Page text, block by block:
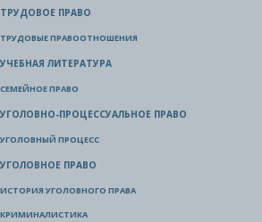
ТРУДОВОЕ ПРАВО
ТРУДОВЫЕ ПРАВООТНОШЕНИЯ
УЧЕБНАЯ ЛИТЕРАТУРА
СЕМЕЙНОЕ ПРАВО
УГОЛОВНО-ПРОЦЕССУАЛЬНОЕ ПРАВО
УГОЛОВНЫЙ ПРОЦЕСС
УГОЛОВНОЕ ПРАВО
ИСТОРИЯ УГОЛОВНОГО ПРАВА
КРИМИНАЛИСТИКА